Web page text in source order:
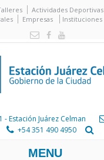
Actividades Deportivas
Empresas Instituciones
- Estación Juárez Celman
+54 351 490 4950
MENU